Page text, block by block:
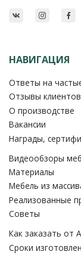
НАВИГАЦИЯ
Ответы на
Отзывы клиентов
О производстве
Вакансии
Награды,
Видеообзоры
Материалы
Мебель из
Реализованные
Советы
Как заказать от
Сроки